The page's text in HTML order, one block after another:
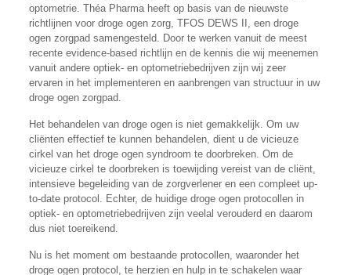
optometrie. Théa Pharma heeft op basis van de nieuwste
richtlijnen voor droge ogen zorg, TFOS DEWS II, een droge
ogen zorgpad samengesteld. Door te werken vanuit de meest
recente evidence-based richtlijn en de kennis die wij meenemen
vanuit andere optiek- en optometriebedrijven zijn wij zeer
ervaren in het implementeren en aanbrengen van structuur in uw
droge ogen zorgpad.
Het behandelen van droge ogen is niet gemakkelijk. Om uw
cliënten effectief te kunnen behandelen, dient u de vicieuze
cirkel van het droge ogen syndroom te doorbreken. Om de
vicieuze cirkel te doorbreken is toewijding vereist van de cliënt,
intensieve begeleiding van de zorgverlener en een compleet up-
to-date protocol. Echter, de huidige droge ogen protocollen in
optiek- en optometriebedrijven zijn veelal verouderd en daarom
dus niet toereikend.
Nu is het moment om bestaande protocollen, waaronder het
droge ogen protocol, te herzien en hulp in te schakelen waar